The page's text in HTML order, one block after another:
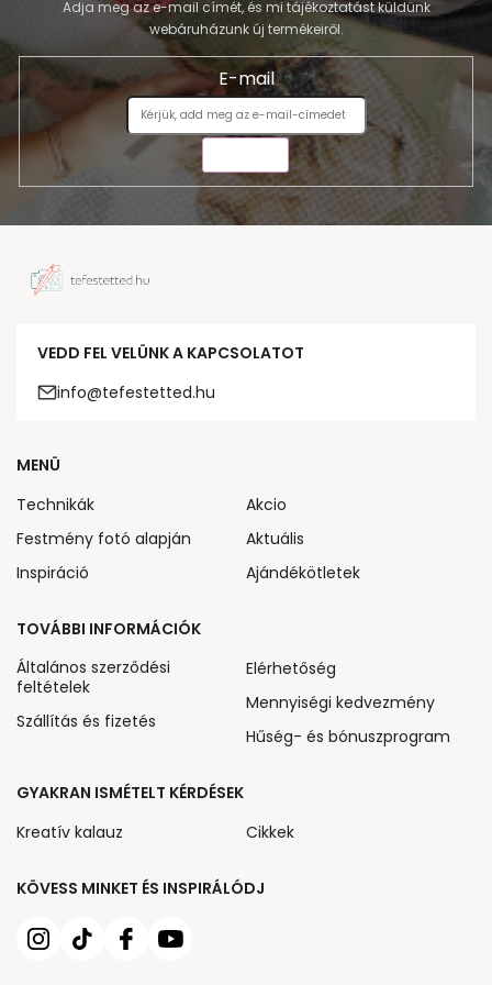
Adja meg az e-mail címét, és mi tájékoztatást küldünk
webáruházunk új termékeiről.
E-mail
VEDD FEL VELÜNK A KAPCSOLATOT
info@tefestetted.hu
KÖVESS MINKET ÉS INSPIRÁLÓDJ
MENÜ
Technikák
Festmény fotó alapján
Inspiráció
Akcio
Aktuális
Ajándékötletek
TOVÁBBI INFORMÁCIÓK
Általános szerződési
feltételek
Szállítás és fizetés
Elérhetőség
Mennyiségi kedvezmény
Hűség- és bónuszprogram
GYAKRAN ISMÉTELT KÉRDÉSEK
Kreatív kalauz
Cikkek